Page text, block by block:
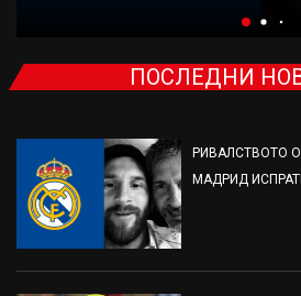
ПОСЛЕДНИ
РИВАЛСТВОТО
МАДРИД